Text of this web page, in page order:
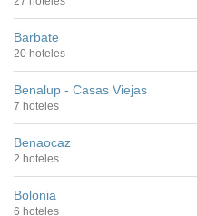
Barbate
20 hoteles
Benalup - Casas Viejas
7 hoteles
Benaocaz
2 hoteles
Bolonia
6 hoteles